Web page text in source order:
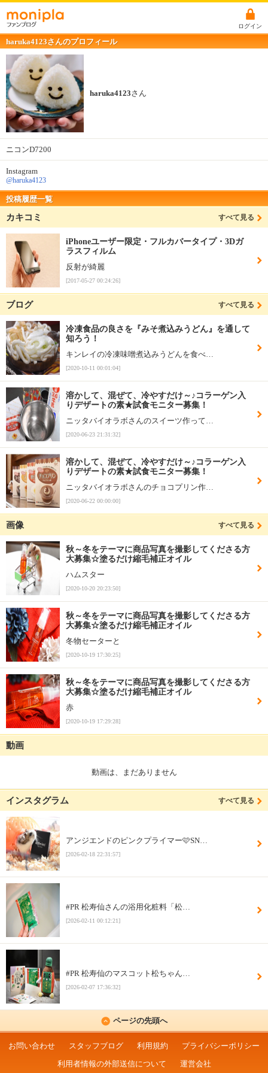
ログイン
haruka4123さんのプロフィール
haruka4123さん
ニコンD7200
Instagram
@haruka4123
投稿履歴一覧
カキコミ すべて見る
iPhoneユーザー限定・フルカバータイプ・3Dガ
ラスフィルム
反射が綺麗
[2017-05-27 00:24:26]
ブログ すべて見る
冷凍食品の良さを『みそ煮込みうどん』を通して
知ろう！
キンレイの冷凍味噌煮込みうどんを食べ…
[2020-10-11 00:01:04]
溶かして、混ぜて、冷やすだけ～♪コラーゲン入
りデザートの素★試食モニター募集！
ニッタバイオラボさんのスイーツ作って…
[2020-06-23 21:31:32]
溶かして、混ぜて、冷やすだけ～♪コラーゲン入
りデザートの素★試食モニター募集！
ニッタバイオラボさんのチョコプリン作…
[2020-06-22 00:00:00]
画像 すべて見る
秋～冬をテーマに商品写真を撮影してくださる方
大募集☆塗るだけ縮毛補正オイル
ハムスター
[2020-10-20 20:23:50]
秋～冬をテーマに商品写真を撮影してくださる方
大募集☆塗るだけ縮毛補正オイル
冬物セーターと
[2020-10-19 17:30:25]
秋～冬をテーマに商品写真を撮影してくださる方
大募集☆塗るだけ縮毛補正オイル
赤
[2020-10-19 17:29:28]
動画
動画は、まだありません
インスタグラム すべて見る
アンジエンドのピンクプライマー🩷SN…
[2026-02-18 22:31:57]
#PR 松寿仙さんの浴用化粧料「松…
[2026-02-11 00:12:21]
#PR 松寿仙のマスコット松ちゃん…
[2026-02-07 17:36:32]
ページの先頭へ
お問い合わせ スタッフブログ 利用規約
プライバシーポリシー
利用者情報の外部送信について
運営会社